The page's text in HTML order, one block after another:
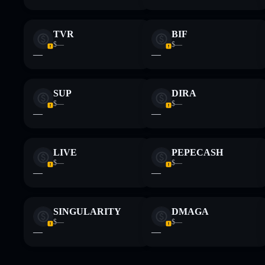
TVR
$—
—
BIF
$—
—
SUP
$—
—
DIRA
$—
—
LIVE
$—
—
PEPECASH
$—
—
SINGULARITY
$—
—
DMAGA
$—
—